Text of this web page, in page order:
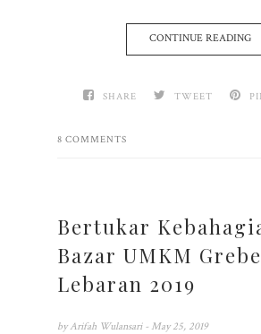
CONTINUE READING
SHARE TWEET
8 COMMENTS
Bertukar
Bazar UMKM
Lebaran 2019
by Arifah Wulansari - May 25, 2019